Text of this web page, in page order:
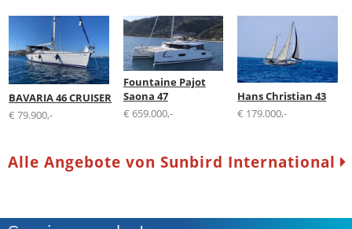
BAVARIA 46 CRUISER
€ 79.900,-
Fountaine Pajot
Saona 47
€ 659.000,-
Hans Christian 43
€ 179.000,-
Alle Angebote von Sunbird International